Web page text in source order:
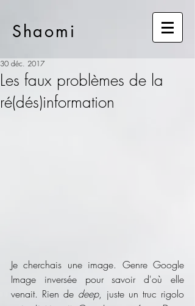
Shaomi
Les faux problèmes de la
ré(dés)information
30 déc. 2017
Je cherchais une image. Genre Google
Image inversée pour savoir d'où elle
venait. Rien de deep, juste un truc rigolo